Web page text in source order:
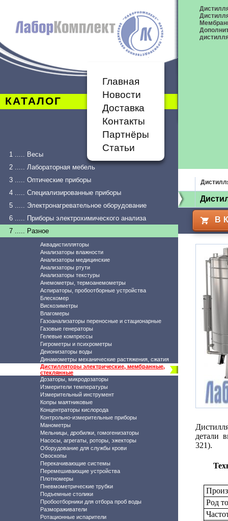
КАТАЛОГ
Главная
Новости
Доставка
Контакты
Партнёры
Статьи
1 ..... Весы
2 ..... Лабораторная мебель
3 ..... Оптические приборы
4 ..... Специализированные приборы
5 ..... Электронагревательное оборудование
6 ..... Приборы электрохимического анализа
7 ..... Разное
Аквадистилляторы
Анализаторы влажности
Анализаторы медицинские
Анализаторы ртути
Анализаторы текстуры
Анемометры, термоанемометры
Аспираторы, пробоотборные устройства
Блескомер
Вискозиметры
Влагомеры
Газоанализаторы переносные и стационарные
Газовые генераторы
Гелевые компрессы
Гигрометры и психрометры
Деионизаторы воды
Динамометры механические растяжения, сжатия
Дистилляторы электрические, мембранные,
стеклянные
Дозаторы, микродозаторы
Измерители температуры
Измерительный инструмент
Копры маятниковые
Концентраторы кислорода
Контрольно-измерительные приборы
Манометры
Мельницы, дробилки, гомогенизаторы
Насосы, агрегаты, роторы, эжекторы
Оборудование для службы крови
Овоскопы
Перекачивающие системы
Перемешивающие устройства
Плотномеры
Пневмометрические трубки
Подъемные столики
Пробоотборники для отбора проб воды
Размораживатели
Ротационные испарители
В
детали
321).
Род